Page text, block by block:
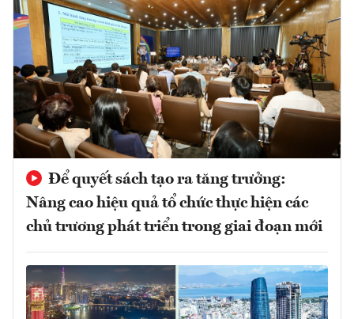
Để quyết sách tạo ra tăng trưởng:
Nâng cao hiệu quả tổ chức thực hiện các
chủ trương phát triển trong giai đoạn mới